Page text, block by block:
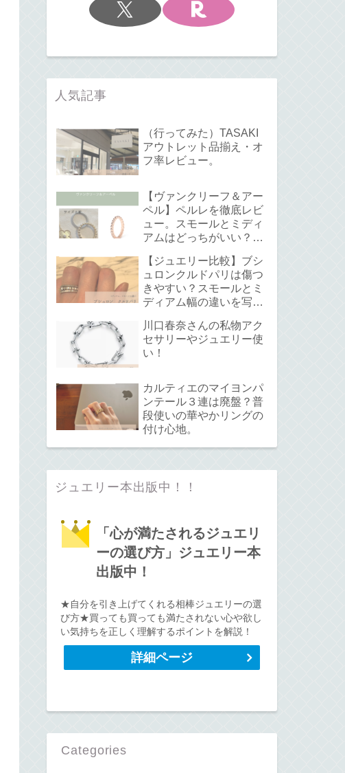
人気記事
（行ってみた）TASAKI
アウトレット品揃え・オ
フ率レビュー。
【ヴァンクリーフ＆アー
ペル】ペルレを徹底レビ
ュー。スモールとミディ
アムはどっちがいい？サ
て。
【ジュエリー比較】ブシ
ュロンクルドパリは傷つ
きやすい？スモールとミ
ディアム幅の違いを写真
川口春奈さんの私物アク
セサリーやジュエリー使
い！
カルティエのマイヨンパ
ンテール３連は廃盤？普
段使いの華やかリングの
付け心地。
ジュエリー本出版中！！
「心が満たされるジュエリ
ーの選び方」ジュエリー本
出版中！
★自分を引き上げてくれる相棒ジュエリーの選
び方★買っても買っても満たされない心や欲し
い気持ちを正しく理解するポイントを解説！
詳細ページ
Categories